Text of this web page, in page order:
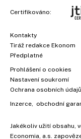
Certifikováno:
Kontakty
Tiráž redakce Ekonom
Předplatné
Prohlášení o cookies
Nastavení soukromí
Ochrana osobních údajů
Inzerce , obchodní
Jakékoliv užití obsahu,
Economia, a.s.